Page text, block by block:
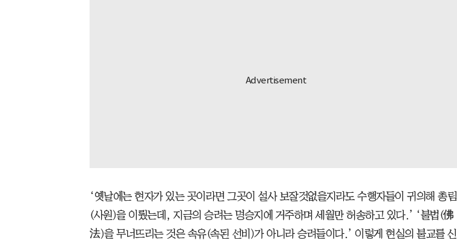
‘옛날에는 현자가 있는 곳이라면 그곳이 설사 보잘것없을지라도 수행자들이 귀의해 총림
(사원)을 이뤘는데, 지금의 승려는 명승지에 거주하며 세월만 허송하고 있다.’ ‘불법(佛
法)을 무너뜨리는 것은 속유(속된 선비)가 아니라 승려들이다.’ 이렇게 현실의 불교를 신